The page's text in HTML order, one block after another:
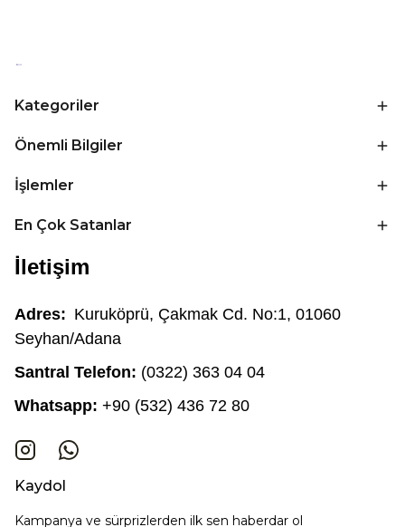
Kategoriler
Önemli Bilgiler
İşlemler
En Çok Satanlar
İletişim
Adres: Kuruköprü, Çakmak Cd. No:1, 01060
Seyhan/Adana
Santral Telefon: (0322) 363 04 04
Whatsapp: +90 (532) 436 72 80
Kaydol
Kampanya ve sürprizlerden ilk sen haberdar ol